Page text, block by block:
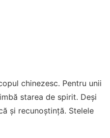
chinezesc. Pentru unii
starea de spirit. Deși
și recunoștință. Stelele